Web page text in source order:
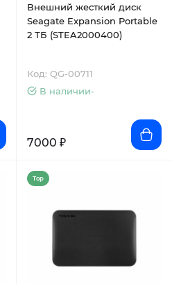
Внешний жесткий диск
Seagate Expansion Portable
2 ТБ (STEA2000400)
Код: QG-00711
В наличии-
7000 ₽
Top